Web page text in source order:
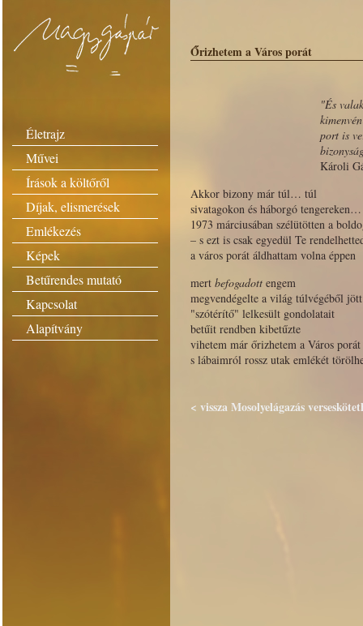
Életrajz
Művei
Írások a költőről
Díjak, elismerések
Emlékezés
Képek
Betűrendes mutató
Kapcsolat
Alapítvány
Őrizhetem a Város porát
"És
port is
Károli
Akkor bizony már túl… túl
sivatagokon és háborgó tengereken…
1973 márciusában szélütötten a
– s ezt is csak egyedül Te
a város porát áldhattam volna éppen
mert befogadott engem
megvendégelte a világ túlvégéből jött
"szótérítő" lelkesült gondolatait
betűit rendben kibetűzte
vihetem már őrizhetem a Város
s lábaimról rossz utak emlékét
< vissza Mosolyelágazás